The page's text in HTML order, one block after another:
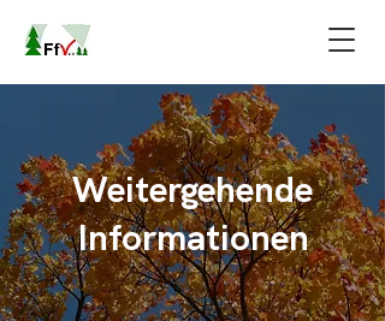
Weitergehende
Informationen